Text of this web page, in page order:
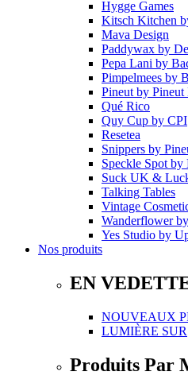
Hygge Games
Kitsch Kitchen
Mava Design
Paddywax by
Pepa Lani by
Pimpelmees by
Pineutby
Qué Rico
Quy Cup by CPI
Resetea
Snippers by
Speckle Spotby
Suck UK &
Talking Tables
Vintage
Wanderflowerby
Yes Studio by
Nos produits
EN
NOUVEAUX
LUMIÈRE SUR
Produits Par